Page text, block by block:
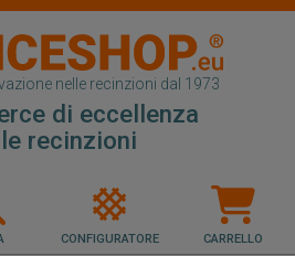
nelle recinzioni dal 1973
di eccellenza
recinzioni
CONFIGURATORE CARRELLO